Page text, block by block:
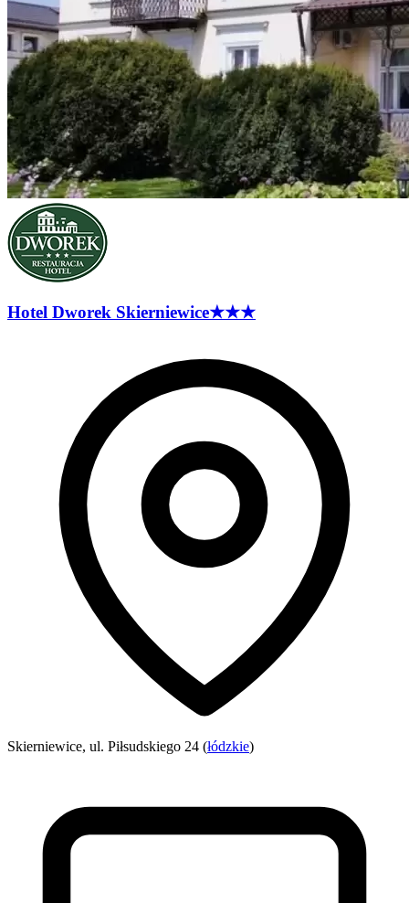
Hotel Dworek Skierniewice★★★
Skierniewice, ul. Piłsudskiego 24 (łódzkie)